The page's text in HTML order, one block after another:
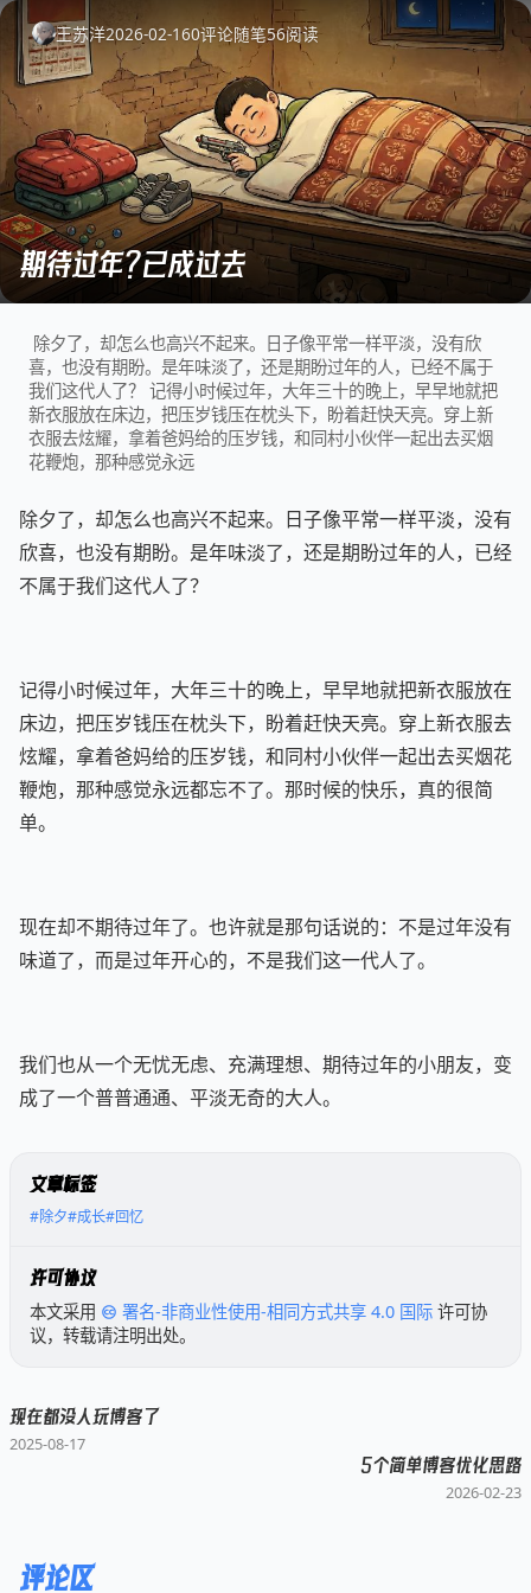
王苏洋2026-02-160评论随笔56阅读
期待过年？已成过去
除夕了，却怎么也高兴不起来。日子像平常一样平淡，没有欣
喜，也没有期盼。是年味淡了，还是期盼过年的人，已经不属于
我们这代人了？ 记得小时候过年，大年三十的晚上，早早地就把
新衣服放在床边，把压岁钱压在枕头下，盼着赶快天亮。穿上新
衣服去炫耀，拿着爸妈给的压岁钱，和同村小伙伴一起出去买烟
花鞭炮，那种感觉永远
除夕了，却怎么也高兴不起来。日子像平常一样平淡，没有
欣喜，也没有期盼。是年味淡了，还是期盼过年的人，已经
不属于我们这代人了？
记得小时候过年，大年三十的晚上，早早地就把新衣服放在
床边，把压岁钱压在枕头下，盼着赶快天亮。穿上新衣服去
炫耀，拿着爸妈给的压岁钱，和同村小伙伴一起出去买烟花
鞭炮，那种感觉永远都忘不了。那时候的快乐，真的很简
单。
现在却不期待过年了。也许就是那句话说的：不是过年没有
味道了，而是过年开心的，不是我们这一代人了。
我们也从一个无忧无虑、充满理想、期待过年的小朋友，变
成了一个普普通通、平淡无奇的大人。
文章标签
#除夕#成长#回忆
许可协议
本文采用 署名-非商业性使用-相同方式共享 4.0 国际 许可协
议，转载请注明出处。
现在都没人玩博客了
2025-08-17
5个简单博客优化思路
2026-02-23
评论区